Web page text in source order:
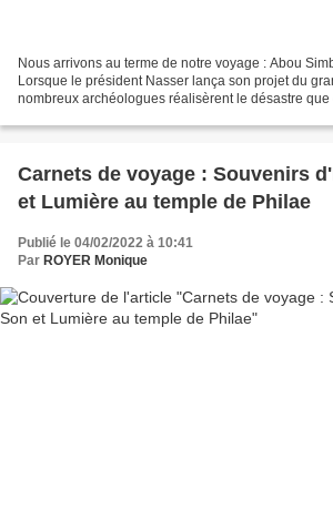
Nous arrivons au terme de notre voyage : Abou
Lorsque le président Nasser lança son projet du
nombreux archéologues réalisèrent le désastre que
Carnets de voyage : Souvenirs
et Lumière au temple de Philae
Publié le 04/02/2022 à 10:41
Par ROYER Monique